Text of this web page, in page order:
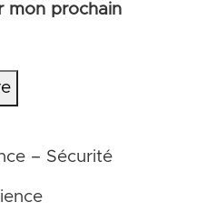
mon prochain
– Sécurité